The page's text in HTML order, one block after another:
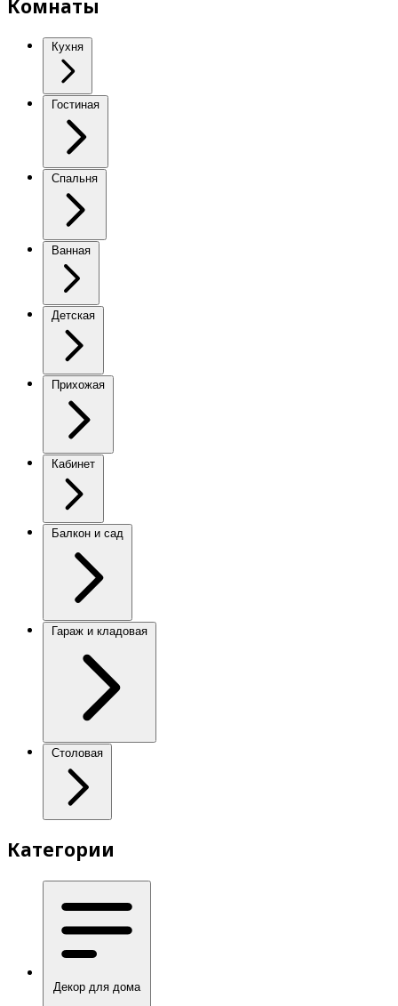
Комнаты
Кухня
Гостиная
Спальня
Ванная
Детская
Прихожая
Кабинет
Балкон и сад
Гараж и кладовая
Столовая
Категории
Декор для дома